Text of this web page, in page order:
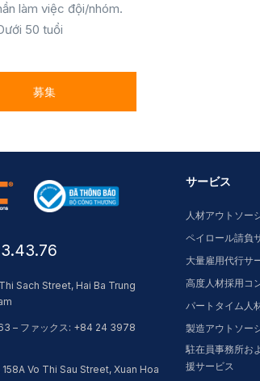
làm việc đội/nhóm.
50 tuổi
募集
Sach Street, Hai Ba Trung
– ファックス: +84 24 3978
158A Vo Thi Sau Street, Xuan Hoa
サービス
人材アウトソー
ペイロール請負
大量雇用代行サ
高度人材採用コ
パートタイム人
製造アウトソー
駐在員事務所お
援サービス